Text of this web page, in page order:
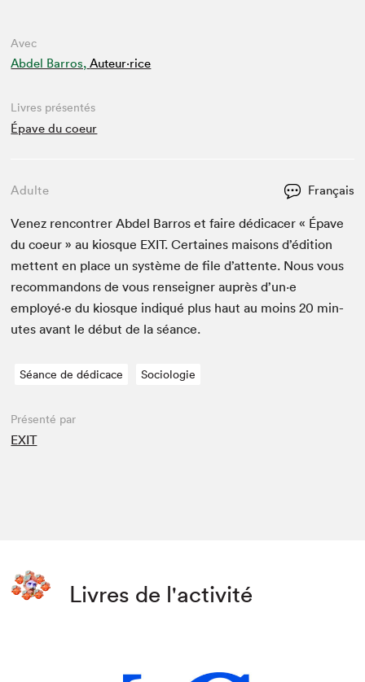
Avec
Abdel Barros, Auteur·rice
Livres présentés
Épave du coeur
Adulte Français
Venez ren­con­tr­er Abdel Bar­ros et faire dédi­cac­er « Épave
du coeur » au kiosque EXIT. Cer­taines maisons d’édi­tion
met­tent en place un sys­tème de file d’at­tente. Nous vous
recom­man­dons de vous ren­seign­er auprès d’un·e
employé·e du kiosque indiqué plus haut au moins20 min­
utes avant le début de la séance.
Séance de dédicace Sociologie
Présenté par
EXIT
Livres de l'activité